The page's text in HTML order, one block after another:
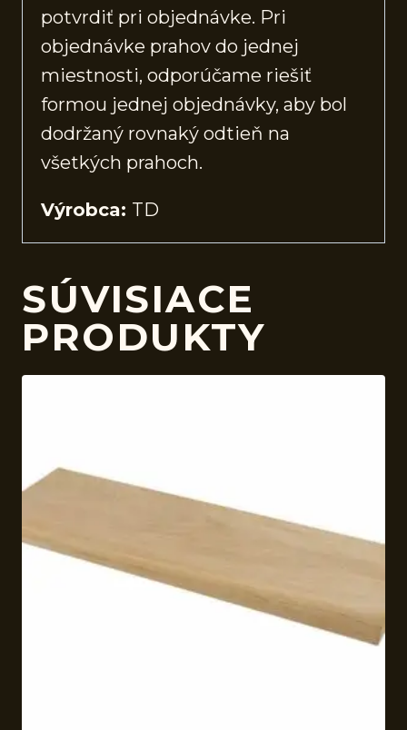
potvrdiť pri objednávke. Pri
objednávke prahov do jednej
miestnosti, odporúčame riešiť
formou jednej objednávky, aby bol
dodržaný rovnaký odtieň na
všetkých prahoch.
Výrobca: TD
SÚVISIACE
PRODUKTY